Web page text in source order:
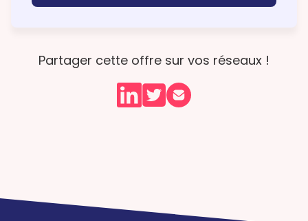
Partager cette offre sur vos réseaux !